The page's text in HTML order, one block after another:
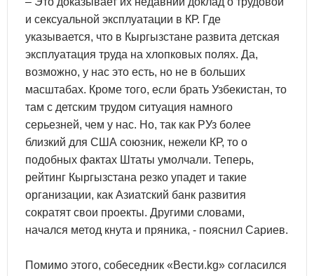
и сексуальной эксплуатации в КР. Где
указывается, что в Кыргызстане развита детская
эксплуатация труда на хлопковых полях. Да,
возможно, у нас это есть, но не в больших
масштабах. Кроме того, если брать Узбекистан, то
там с детским трудом ситуация намного
серьезней, чем у нас. Но, так как РУз более
близкий для США союзник, нежели КР, то о
подобных фактах Штаты умолчали. Теперь,
рейтинг Кыргызстана резко упадет и такие
организации, как Азиатский банк развития
сократят свои проекты. Другими словами,
начался метод кнута и пряника, - пояснил Сариев.
Помимо этого, собеседник «Вести.kg» согласился